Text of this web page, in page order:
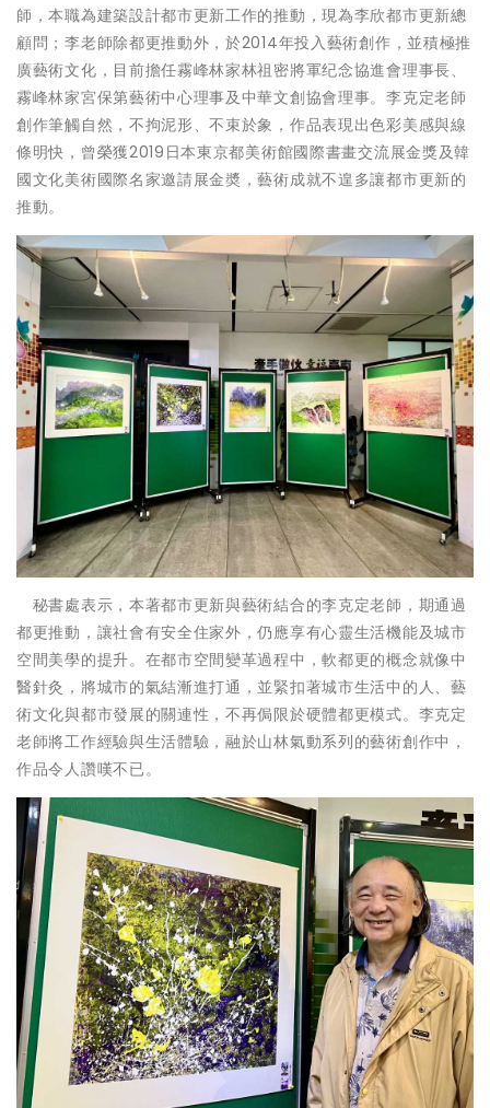
師，本職為建築設計都市更新工作的推動，現為李欣都市更新總
顧問；李老師除都更推動外，於2014年投入藝術創作，並積極推
廣藝術文化，目前擔任霧峰林家林祖密將軍纪念協進會理事長、
霧峰林家宮保第藝術中心理事及中華文創協會理事。李克定老師
創作筆觸自然，不拘泥形、不束於象，作品表現出色彩美感與線
條明快，曾榮獲2019日本東京都美術館國際書畫交流展金獎及韓
國文化美術國際名家邀請展金奬，藝術成就不遑多讓都市更新的
推動。
秘書處表示，本著都市更新與藝術結合的李克定老師，期通過
都更推動，讓社會有安全住家外，仍應享有心靈生活機能及城市
空間美學的提升。在都市空間變革過程中，軟都更的概念就像中
醫針灸，將城市的氣結漸進打通，並緊扣著城市生活中的人、藝
術文化與都市發展的關連性，不再侷限於硬體都更模式。李克定
老師將工作經驗與生活體驗，融於山林氣動系列的藝術創作中，
作品令人讚嘆不已。